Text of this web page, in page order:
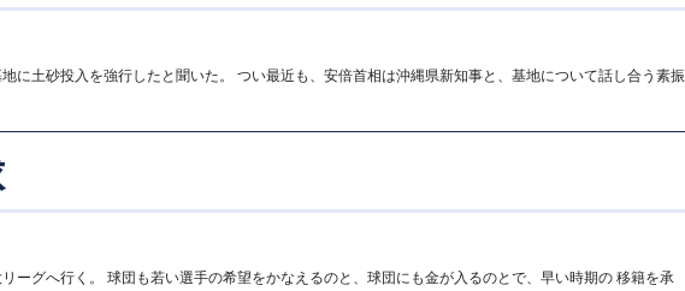
に土砂投入を強行したと聞いた。 つい最近も、安倍首相は沖縄県新知事と、基地について話し合う素振
ーグへ行く。 球団も若い選手の希望をかなえるのと、球団にも金が入るのとで、早い時期の 移籍を承